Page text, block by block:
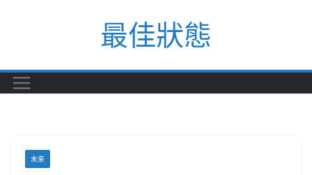
最佳狀態
未來